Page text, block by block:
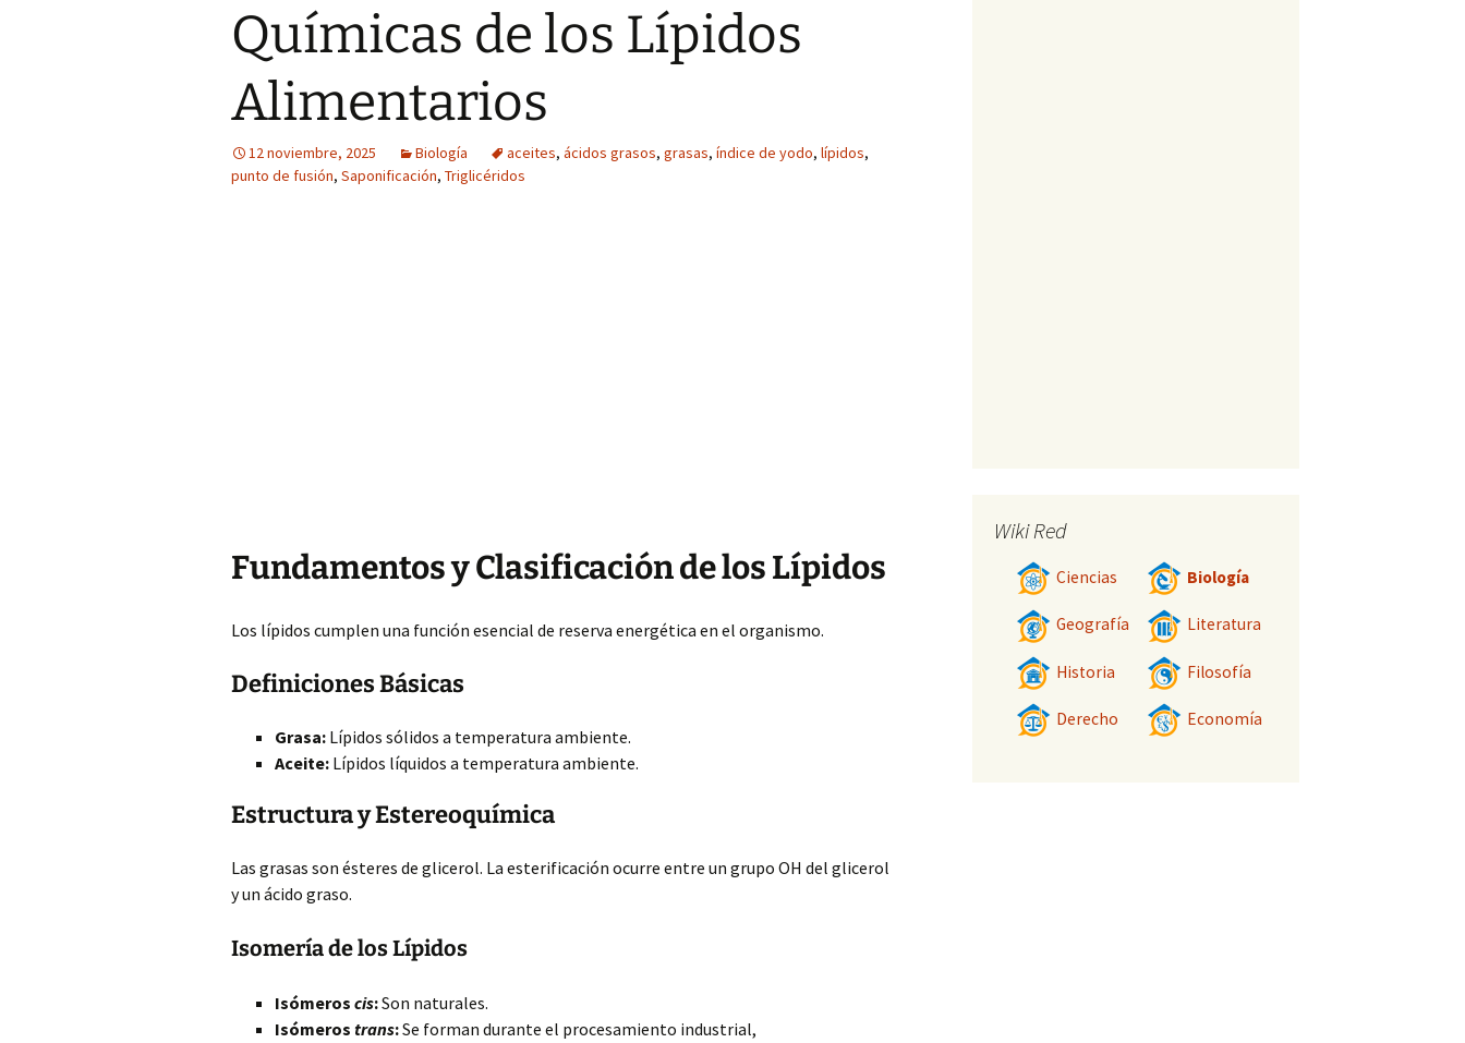
Químicas de los Lípidos
Alimentarios
12 noviembre, 2025 Biología aceites, ácidos grasos, grasas, índice de yodo, lípidos,
punto de fusión, Saponificación, Triglicéridos
Fundamentos y Clasificación de los Lípidos
Los lípidos cumplen una función esencial de reserva energética en el organismo.
Definiciones Básicas
Grasa: Lípidos sólidos a temperatura ambiente.
Aceite: Lípidos líquidos a temperatura ambiente.
Estructura y Estereoquímica
Las grasas son ésteres de glicerol. La esterificación ocurre entre un grupo OH del glicerol
y un ácido graso.
Isomería de los Lípidos
Isómeros cis:Son naturales.
Isómeros trans:Se forman durante el procesamiento industrial,
Wiki Red
Ciencias Biología
Geografía Literatura
Historia Filosofía
Derecho Economía